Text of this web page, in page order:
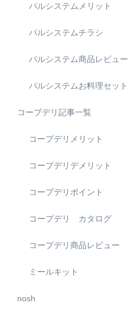
パルシステムメリット
パルシステムチラシ
パルシステム商品レビュー
パルシステムお料理セット
コープデリ記事一覧
コープデリメリット
コープデリデメリット
コープデリポイント
コープデリ カタログ
コープデリ商品レビュー
ミールキット
nosh